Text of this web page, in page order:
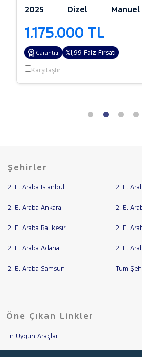
2025 Dizel Manuel
1.175.000 TL
Garantili %1,99 Faiz Fırsatı
Karşılaştır
Şehirler
2. El Araba İstanbul 2. El
2. El Araba Ankara 2. El
2. El Araba Balıkesir 2. El
2. El Araba Adana 2. El
2. El Araba Samsun Tüm
Öne Çıkan Linkler
En Uygun Araçlar